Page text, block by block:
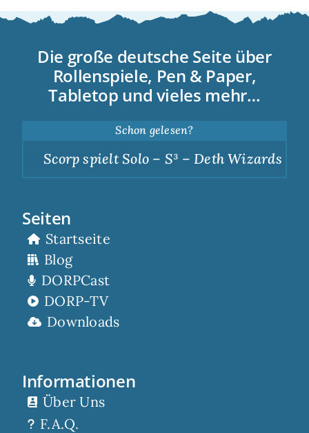
Die große deutsche Seite über
Rollenspiele, Pen & Paper,
Tabletop und vieles mehr…
Schon gelesen?
Scorp spielt Solo – S³ – Deth Wizards –
Seiten
Startseite
Blog
DORPCast
DORP-TV
Downloads
Informationen
Über Uns
F.A.Q.